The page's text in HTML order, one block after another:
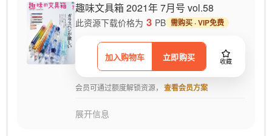
趣味文具箱 2021年 7月号 vol.58
加入购物车 立即购买 收藏
此资源下载价格为 3 PB 需购买 · VIP免费
会员可通过额度解锁资源， 查看会员方案
展开信息